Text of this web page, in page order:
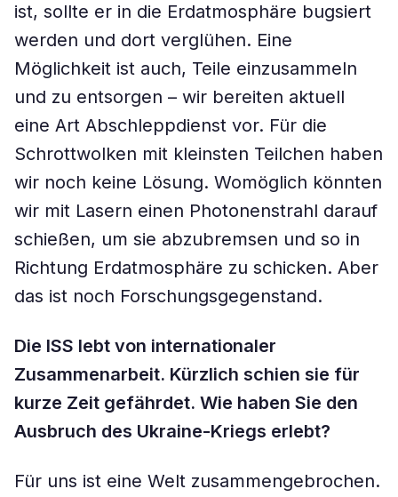
ist, sollte er in die Erdatmosphäre bugsiert
werden und dort verglühen. Eine
Möglichkeit ist auch, Teile einzusammeln
und zu entsorgen – wir bereiten aktuell
eine Art Abschleppdienst vor. Für die
Schrottwolken mit kleinsten Teilchen haben
wir noch keine Lösung. Womöglich könnten
wir mit Lasern einen Photonenstrahl darauf
schießen, um sie abzubremsen und so in
Richtung Erdatmosphäre zu schicken. Aber
das ist noch Forschungsgegenstand.
Die ISS lebt von internationaler
Zusammenarbeit. Kürzlich schien sie für
kurze Zeit gefährdet. Wie haben Sie den
Ausbruch des Ukraine-Kriegs erlebt?
Für uns ist eine Welt zusammengebrochen.